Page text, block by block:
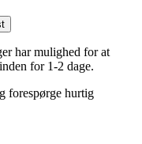
har mulighed for at
for 1-2 dage.
forespørge hurtig